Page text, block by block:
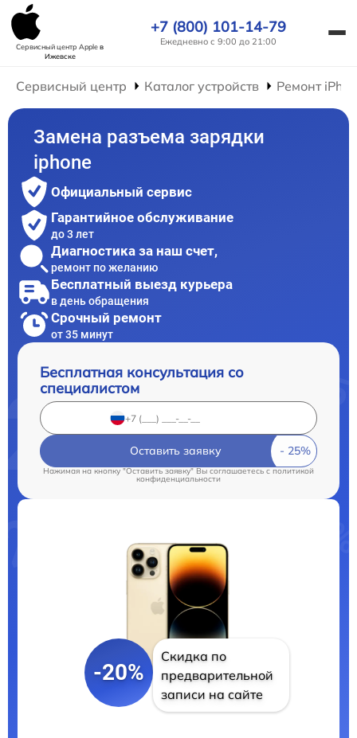
Сервисный центр Appleв
Ижевске
+7 (800) 101-14-79
Ежедневно с 9:00 до 21:00
Сервисный центр Каталог устройств Ремонт
Замена разъема зарядки
iphone
Официальный сервис
Гарантийное обслуживание
до 3 лет
Диагностика за наш счет,
ремонт по желанию
Бесплатный выезд курьера
в день обращения
Срочный ремонт
от 35 минут
Бесплатная консультация со
специалистом
Оставить заявку
Нажимая на кнопку "Оставить заявку" Вы соглашаетесь cполитикой
конфиденциальности
-20%
Скидка по
предварительной
записи на сайте